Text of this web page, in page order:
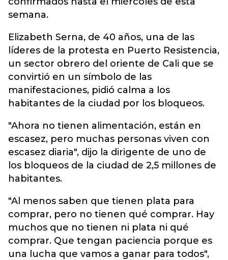
semana.
Elizabeth Serna, de 40 años, una de las
líderes de la protesta en Puerto Resistencia,
un sector obrero del oriente de Cali que se
convirtió en un símbolo de las
manifestaciones, pidió calma a los
habitantes de la ciudad por los bloqueos.
"Ahora no tienen alimentación, están en
escasez, pero muchas personas viven con
escasez diaria", dijo la dirigente de uno de
los bloqueos de la ciudad de 2,5 millones de
habitantes.
"Al menos saben que tienen plata para
comprar, pero no tienen qué comprar. Hay
muchos que no tienen ni plata ni qué
comprar. Que tengan paciencia porque es
una lucha que vamos a ganar para todos",